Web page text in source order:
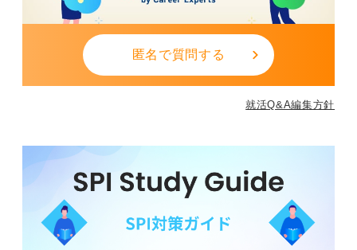
匿名で質問する
就活Q&A編集方針